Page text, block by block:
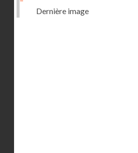
Dernière image